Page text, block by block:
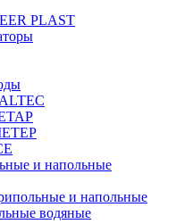
PLAST
и напольные
и напольные
водяные